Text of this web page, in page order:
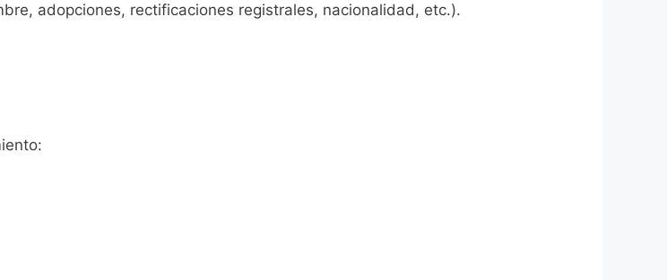
adopciones, rectificaciones registrales, nacionalidad, etc.).